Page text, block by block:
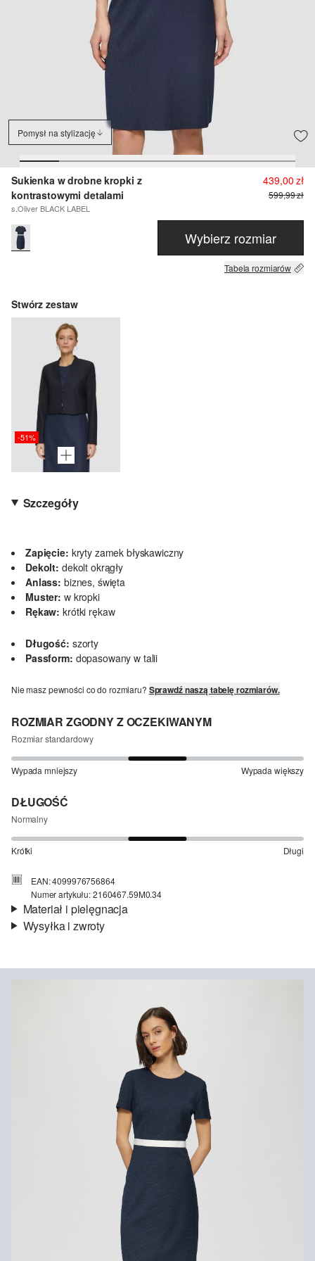
Pomysł na stylizację
Sukienka w drobne kropki z
kontrastowymi detalami
s.Oliver BLACK LABEL
439,00 zł
599,99 zł
Wybierz rozmiar
Tabela rozmiarów
Stwórz zestaw
-51%
Szczegóły
Zapięcie: kryty zamek błyskawiczny
Dekolt: dekolt okrągły
Anlass: biznes, święta
Muster: w kropki
Rękaw: krótki rękaw
Długość: szorty
Passform: dopasowany w talii
Nie masz pewności co do rozmiaru? Sprawdź naszą tabelę rozmiarów.
ROZMIAR ZGODNY Z OCZEKIWANYM
Rozmiar standardowy
Wypada mniejszy Wypada większy
DŁUGOŚĆ
Normalny
Krótki Długi
EAN: 4099976756864
Numer artykułu: 2160467.59M0.34
Materiał i pielęgnacja
Material: mieszanka wiskozowa
Nie wybielać/nie chlorować
Nie suszyć w suszarce bębnowej
Pranie delikatne 30°C
Prasować w niskiej temperaturze
Delikatne czyszczenie chemiczne w chloroetylenie
Wysyłka i zwroty
Koszt wysyłki wynosi 15 zł (opłata ryczałtowa).
Zwrot produktów możliwy jest w ciągu 14 dni.